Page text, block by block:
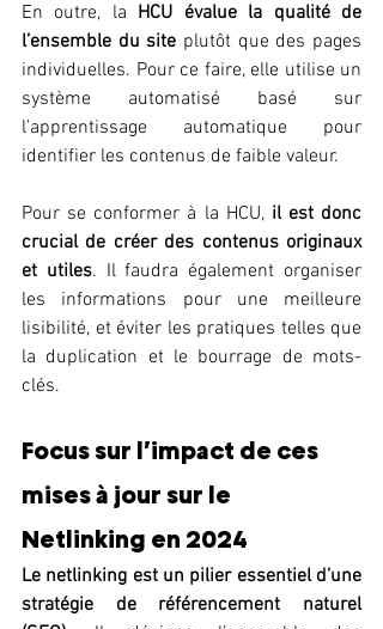
En outre, la HCU évalue la qualité de
l’ensemble du site plutôt que des pages
individuelles. Pour ce faire, elle utilise un
système automatisé basé sur
l’apprentissage automatique pour
identifier les contenus de faible valeur.
Pour se conformer à la HCU, il est donc
crucial de créer des contenus originaux
et utiles. Il faudra également organiser
les informations pour une meilleure
lisibilité, et éviter les pratiques telles que
la duplication et le bourrage de mots-
clés.
Focus sur l’impact de ces
mises à jour sur le
Netlinking en 2024
Le netlinking est un pilier essentiel d’une
stratégie de référencement naturel